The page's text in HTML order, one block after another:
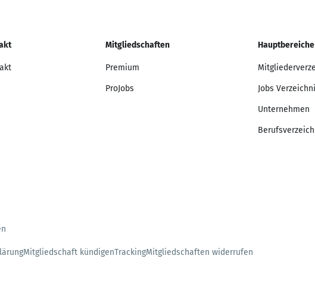
Mitgliedschaften
Premium
ProJobs
Hauptbereiche
Jobs
Unternehmen
Mitgliedschaft kündigenTrackingMitgliedschaften widerrufen